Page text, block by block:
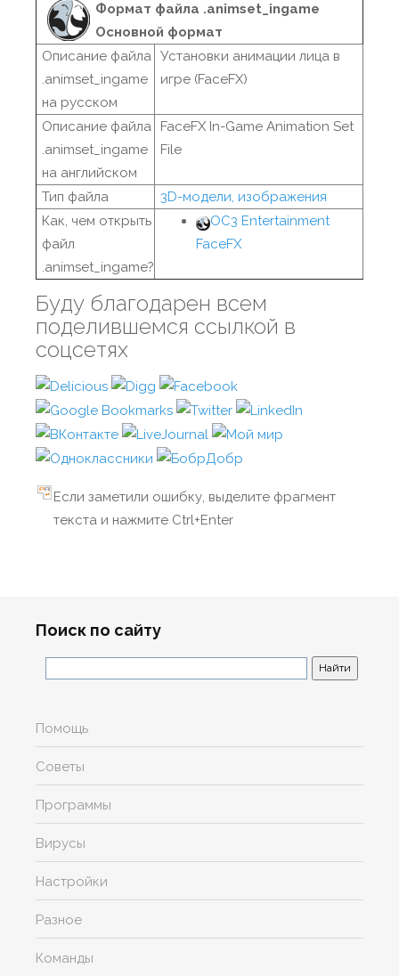
Формат файла .animset_ingame
Основной формат
Описание файла
.animset_ingame
на русском
Установки анимации лица в
игре (FaceFX)
Описание файла
.animset_ingame
на английском
FaceFX In-Game Animation Set
File
Тип файла
3D-модели, изображения
Как, чем открыть
файл
.animset_ingame?
OC3 Entertainment
FaceFX
Буду благодарен всем
поделившемся ссылкой в
соцсетях
Если заметили ошибку, выделите фрагмент
текста и нажмите Ctrl+Enter
Поиск по сайту
Помощь
Советы
Программы
Вирусы
Настройки
Разное
Команды